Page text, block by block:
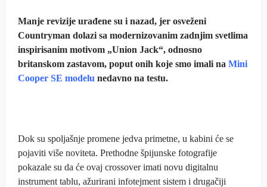
Manje revizije urađene su i nazad, jer osveženi
Countryman dolazi sa modernizovanim zadnjim svetlima
inspirisanim motivom „Union Jack“, odnosno
britanskom zastavom, poput onih koje smo imali na Mini
Cooper SE modelu nedavno na testu.
Dok su spoljašnje promene jedva primetne, u kabini će se
pojaviti više noviteta. Prethodne špijunske fotografije
pokazale su da će ovaj crossover imati novu digitalnu
instrument tablu, ažurirani infotejment sistem i drugačiji